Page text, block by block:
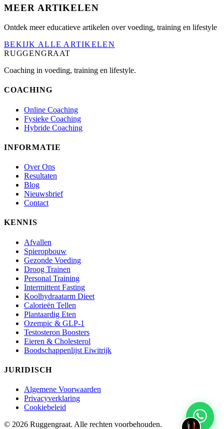
MEER ARTIKELEN
Ontdek meer educatieve artikelen over voeding, training en lifestyle
BEKIJK ALLE ARTIKELEN
RUGGENGRAAT
Coaching in voeding, training en lifestyle.
COACHING
Online Coaching
Fysieke Coaching
Hybride Coaching
INFORMATIE
Over Ons
Resultaten
Blog
Nieuwsbrief
Contact
KENNIS
Afvallen
Spieropbouw
Gezonde Voeding
Droog Trainen
Personal Training
Intermittent Fasting
Koolhydraatarm Dieet
Calorieën Tellen
Plantaardig Eten
Ozempic & GLP-1
Testosteron Boosters
Eieren & Cholesterol
Boodschappenlijst Eiwitrijk
JURIDISCH
Algemene Voorwaarden
Privacyverklaring
Cookiebeleid
© 2026 Ruggengraat. Alle rechten voorbehouden.